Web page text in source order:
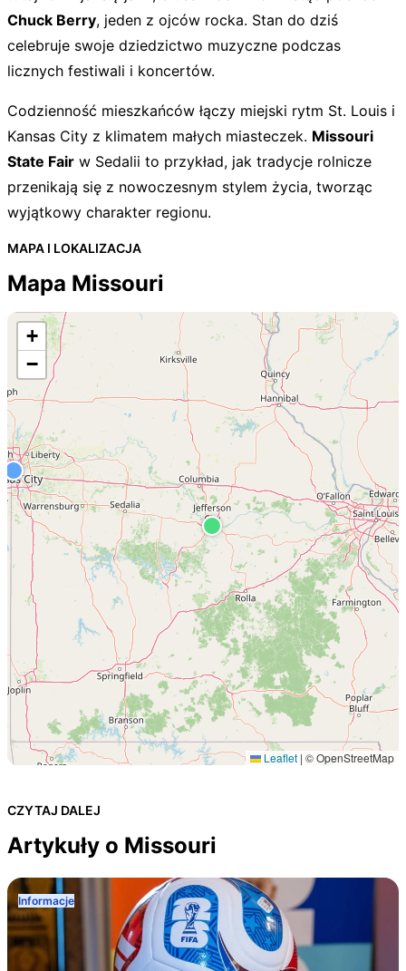
Chuck Berry, jeden z ojców rocka. Stan do dziś
celebruje swoje dziedzictwo muzyczne podczas
licznych festiwali i koncertów.
Codzienność mieszkańców łączy miejski rytm St. Louis i
Kansas City z klimatem małych miasteczek. Missouri
State Fair w Sedalii to przykład, jak tradycje rolnicze
przenikają się z nowoczesnym stylem życia, tworząc
wyjątkowy charakter regionu.
MAPA I LOKALIZACJA
Mapa Missouri
+
−
Leaflet | © OpenStreetMap
CZYTAJ DALEJ
Artykuły o Missouri
Informacje